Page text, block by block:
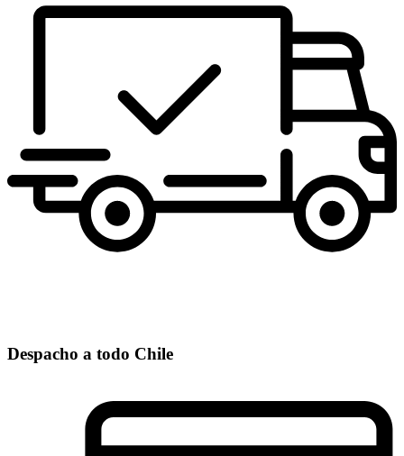
Despacho a todo Chile